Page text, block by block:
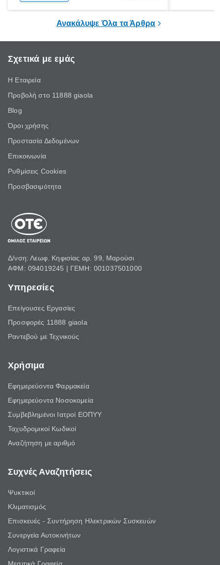
Ανακάλυψε Όλα τα Άρθρα
Σχετικά με εμάς
Η Εταιρεία
Προβολή στο 11888 giaola
Blog
Όροι χρήσης
Προστασία Δεδομένων
Επικοινωνία
Ρυθμίσεις Cookies
Προσβασιμότητα
Δ/νση: Λεωφ. Κηφισίας αρ. 99, Μαρούσι
ΑΦΜ: 094019245 | ΓΕΜΗ: 001037501000
Υπηρεσίες
Επείγουσες Εργασίες
Προσφορές 11888 giaola
Ραντεβού με Τεχνικούς
Χρήσιμα
Εφημερεύοντα Φαρμακεία
Εφημερεύοντα Νοσοκομεία
Συμβεβλημένοι Ιατροί ΕΟΠΥΥ
Ταχυδρομικοί Κωδικοί
Αναζήτηση με αριθμό
Συχνές Αναζητήσεις
Ψυκτικοί
Κλιματισμός
Επισκευές - Συντήρηση Ηλεκτρικών Συσκευών
Συνεργεία Αυτοκινήτων
Λογιστικά Γραφεία